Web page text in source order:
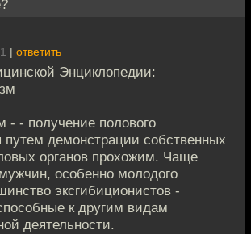
| ответить
Энциклопедии:
- - получение полового
путем демонстрации собственных
органов прохожим. Чаще
особенно молодого
эксгибиционистов -
к другим видам
деятельности.